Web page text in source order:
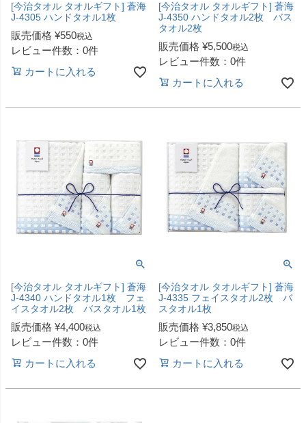
[今治タオル タオルギフト] 蒼海
J-4305 ハンドタオル1枚
販売価格 ¥550税込
レビュー件数：0件
カートに入れる
[今治タオル タオルギフト] 蒼海
J-4350 ハンドタオル2枚 バス
タオル2枚
販売価格 ¥5,500税込
レビュー件数：0件
カートに入れる
[今治タオル タオルギフト] 蒼海
J-4340 ハンドタオル1枚 フェ
イスタオル2枚 バスタオル1枚
販売価格 ¥4,400税込
レビュー件数：0件
カートに入れる
[今治タオル タオルギフト] 蒼海
J-4335 フェイスタオル2枚 バ
スタオル1枚
販売価格 ¥3,850税込
レビュー件数：0件
カートに入れる